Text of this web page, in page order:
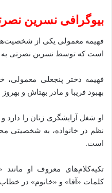
بیوگرافی نسرین
فهیمه معمولی یکی از
است که توسط نسرین نصرتی
فهیمه دختر پنجعلی
بهبود فریبا و مادر بهتاش و
او شغل آرایشگری زنان را دارد
نظم در خانواده، به شخصیتی
است.
تکیه‌کلام‌های معروف او
کلمات «آقا» و «خانوم» در خطاب